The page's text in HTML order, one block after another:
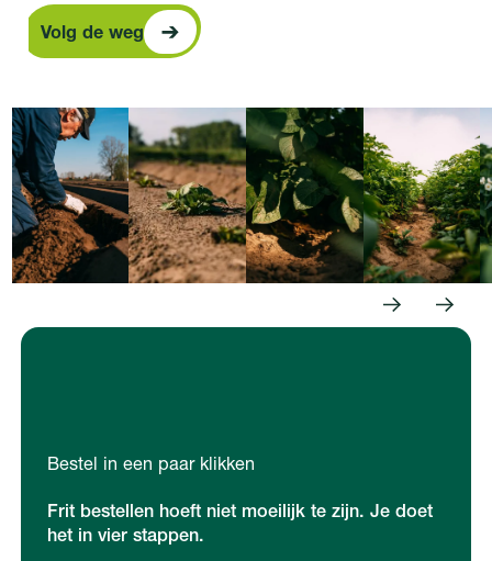
Volg de weg
Volg de weg
Previous Next
Bestel in een paar klikken
Frit bestellen hoeft niet moeilijk te zijn. Je doet
het in vier stappen.